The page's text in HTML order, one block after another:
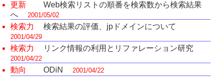
更新
Web検索リストの順番を検索数から検索結果
へ
2001/05/02
検索力 検索結果の評価、jpドメインについて
2001/04/29
検索力 リンク情報の利用とリファレーション研究
2001/04/22
動向 ODiN 2001/04/22